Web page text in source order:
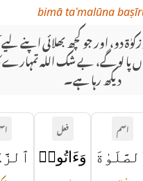
bimā taʿmalūna
دو، اور جو کچھ بھلائی اپنے
پا لو گے، بے شک اللہ تمہارے
دیکھ رہا ہے۔
اسم
فعل
وَءَاتُوا۟